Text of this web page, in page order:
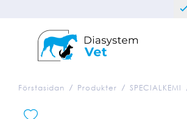
Förstasidan Produkter SPECIALKEMI